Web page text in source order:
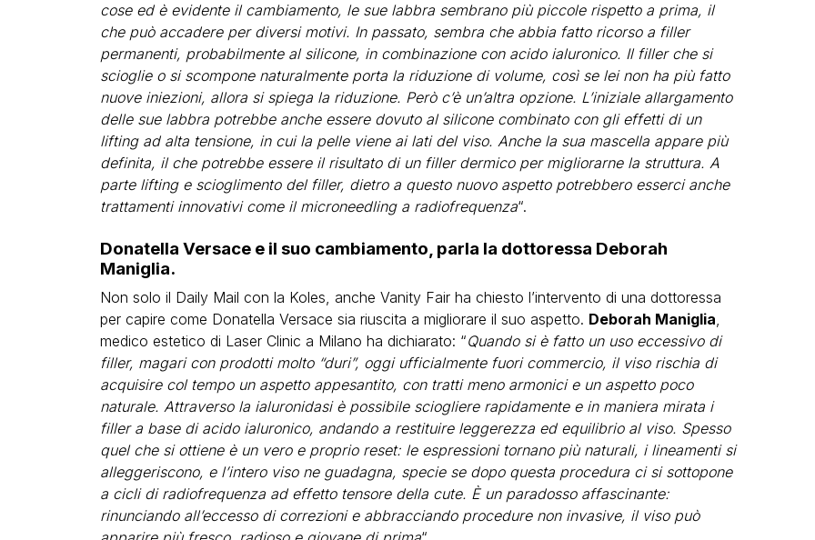
cose ed è evidente il cambiamento, le sue labbra sembrano più piccole rispetto a prima, il
che può accadere per diversi motivi. In passato, sembra che abbia fatto ricorso a filler
permanenti, probabilmente al silicone, in combinazione con acido ialuronico. Il filler che si
scioglie o si scompone naturalmente porta la riduzione di volume, così se lei non ha più fatto
nuove iniezioni, allora si spiega la riduzione. Però c’è un’altra opzione. L’iniziale allargamento
delle sue labbra potrebbe anche essere dovuto al silicone combinato con gli effetti di un
lifting ad alta tensione, in cui la pelle viene ai lati del viso. Anche la sua mascella appare più
definita, il che potrebbe essere il risultato di un filler dermico per migliorarne la struttura. A
parte lifting e scioglimento del filler, dietro a questo nuovo aspetto potrebbero esserci anche
trattamenti innovativi come il microneedling a radiofrequenza“.
Donatella Versace e il suo cambiamento, parla la dottoressa Deborah
Maniglia.
Non solo il Daily Mail con la Koles, anche Vanity Fair ha chiesto l’intervento di una dottoressa
per capire come Donatella Versace sia riuscita a migliorare il suo aspetto. Deborah Maniglia,
medico estetico di Laser Clinic a Milano ha dichiarato: “Quando si è fatto un uso eccessivo di
filler, magari con prodotti molto “duri”, oggi ufficialmente fuori commercio, il viso rischia di
acquisire col tempo un aspetto appesantito, con tratti meno armonici e un aspetto poco
naturale. Attraverso la ialuronidasi è possibile sciogliere rapidamente e in maniera mirata i
filler a base di acido ialuronico, andando a restituire leggerezza ed equilibrio al viso. Spesso
quel che si ottiene è un vero e proprio reset: le espressioni tornano più naturali, i lineamenti si
alleggeriscono, e l’intero viso ne guadagna, specie se dopo questa procedura ci si sottopone
a cicli di radiofrequenza ad effetto tensore della cute. È un paradosso affascinante:
rinunciando all’eccesso di correzioni e abbracciando procedure non invasive, il viso può